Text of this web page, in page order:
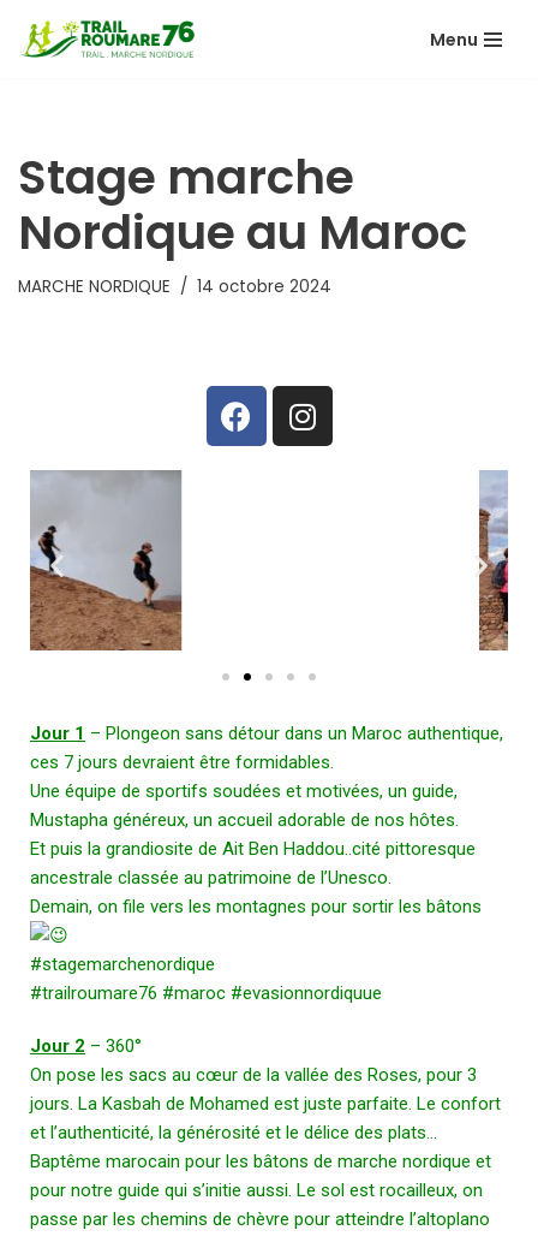
Aller
Menu
Stage marche
Nordique au Maroc
MARCHE NORDIQUE 14 octobre 2024
Jour 1 – Plongeon sans détour dans un Maroc authentique,
ces 7 jours devraient être formidables.
Une équipe de sportifs soudées et motivées, un guide,
Mustapha généreux, un accueil adorable de nos hôtes.
Et puis la grandiosite de Ait Ben Haddou..cité pittoresque
ancestrale classée au patrimoine de l’Unesco.
Demain, on file vers les montagnes pour sortir les bâtons
#stagemarchenordique
#trailroumare76 #maroc #evasionnordiquue
Jour 2 – 360°
On pose les sacs au cœur de la vallée des Roses, pour 3
jours. La Kasbah de Mohamed est juste parfaite. Le confort
et l’authenticité, la générosité et le délice des plats…
Baptême marocain pour les bâtons de marche nordique et
pour notre guide qui s’initie aussi. Le sol est rocailleux, on
passe par les chemins de chèvre pour atteindre l’altoplano